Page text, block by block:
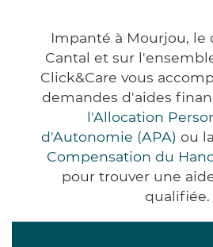
Impanté à Mourjou,
Cantal et sur
Click&Care vous
demandes d'aides
l'Allocation
d'Autonomie (APA) ou la
Compensation du
pour trouver une
qualifiée.